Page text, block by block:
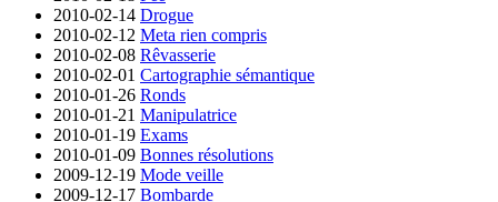
2010-02-14 Drogue
2010-02-12 Meta rien compris
2010-02-08 Rêvasserie
2010-02-01 Cartographie sémantique
2010-01-26 Ronds
2010-01-21 Manipulatrice
2010-01-19 Exams
2010-01-09 Bonnes résolutions
2009-12-19 Mode veille
2009-12-17 Bombarde